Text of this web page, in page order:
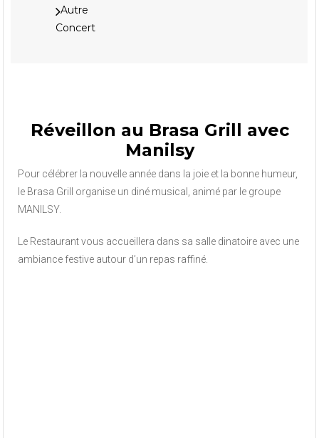
Autre
Concert
Réveillon au Brasa Grill avec
Manilsy
Pour célébrer la nouvelle année dans la joie et la bonne humeur,
le Brasa Grill organise un diné musical, animé par le groupe
MANILSY.
Le Restaurant vous accueillera dans sa salle dinatoire avec une
ambiance festive autour d’un repas raffiné.